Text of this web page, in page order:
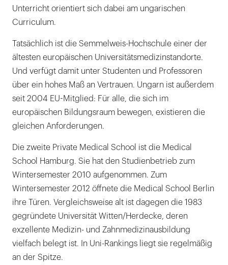
Unterricht orientiert sich dabei am ungarischen
Curriculum.
Tatsächlich ist die Semmelweis-Hochschule einer der
ältesten europäischen Universitätsmedizinstandorte.
Und verfügt damit unter Studenten und Professoren
über ein hohes Maß an Vertrauen. Ungarn ist außerdem
seit 2004 EU-Mitglied: Für alle, die sich im
europäischen Bildungsraum bewegen, existieren die
gleichen Anforderungen.
Die zweite Private Medical School ist die Medical
School Hamburg. Sie hat den Studienbetrieb zum
Wintersemester 2010 aufgenommen. Zum
Wintersemester 2012 öffnete die Medical School Berlin
ihre Türen. Vergleichsweise alt ist dagegen die 1983
gegründete Universität Witten/Herdecke, deren
exzellente Medizin- und Zahnmedizinausbildung
vielfach belegt ist. In Uni-Rankings liegt sie regelmäßig
an der Spitze.